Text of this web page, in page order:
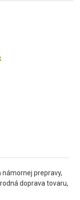
námornej prepravy,
doprava tovaru,